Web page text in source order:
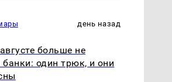
Кавказе: смотреть
день назад
больше не
один трюк, и они